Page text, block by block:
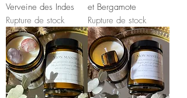
Verveine des Indes
Rupture de stock
et Bergamote
Rupture de stock